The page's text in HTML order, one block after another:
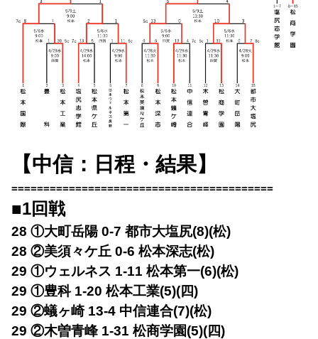
【中信：日程・結果】
=========================================
■1回戦
28 ①大町岳陽 0-7 都市大塩尻(8)(松)
28 ②美須々ケ丘 0-6 松本深志(松)
29 ①ウェルネス 1-11 松本第一(6)(松)
29 ①豊科 1-20 松本工業(5)(四)
29 ②蟻ヶ崎 13-4 中信連合(7)(松)
29 ②木曽青峰 1-31 松商学園(5)(四)